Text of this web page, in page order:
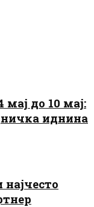
до 10 мај:
иднина